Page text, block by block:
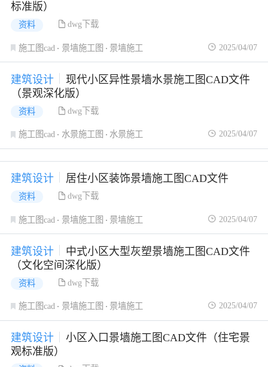
标准版）
资料 dwg下载
施工图cad 景墙施工图 景墙施工 2025/04/07
建筑设计
现代小区异性景墙水景施工图CAD文件
（景观深化版）
资料 dwg下载
施工图cad 水景施工图 水景施工 2025/04/07
建筑设计 居住小区装饰景墙施工图CAD文件
资料 dwg下载
施工图cad 景墙施工图 景墙施工 2025/04/07
建筑设计
中式小区大型灰塑景墙施工图CAD文件
（文化空间深化版）
资料 dwg下载
施工图cad 景墙施工图 景墙施工 2025/04/07
建筑设计
小区入口景墙施工图CAD文件（住宅景
观标准版）